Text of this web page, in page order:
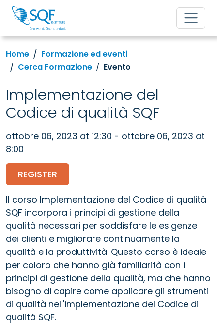
Home
Formazione ed eventi
Cerca Formazione
Evento
Implementazione del
Codice di qualità SQF
ottobre 06, 2023 at 12:30 - ottobre 06, 2023 at
8:00
REGISTER
Il corso Implementazione del Codice di qualità
SQF incorpora i principi di gestione della
qualità necessari per soddisfare le esigenze
dei clienti e migliorare continuamente la
qualità e la produttività. Questo corso è ideale
per coloro che hanno già familiarità con i
principi di gestione della qualità, ma che hanno
bisogno di capire come applicare gli strumenti
di qualità nell'implementazione del Codice di
qualità SQF.